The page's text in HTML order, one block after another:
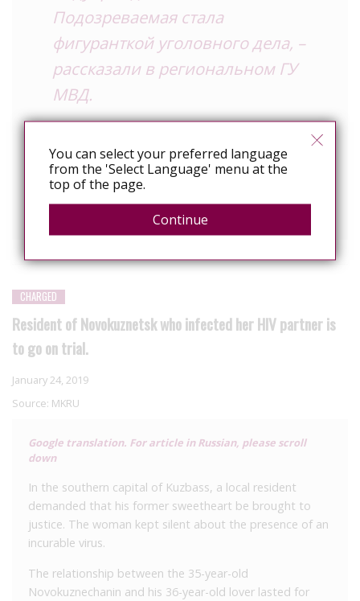
Подозреваемая стала
фигуранткой уголовного дела, –
рассказали в региональном ГУ
МВД.
котором подсудимая вину не признала. Тем не менее
женщину приговорили к трем годам условного
срока, сообщили в прокуратуре Заводского района
CHARGED
Resident of Novokuznetsk who infected her HIV partner is
to go on trial.
January 24, 2019
Source: MKRU
Google translation. For article in Russian, please scroll
down
In the southern capital of Kuzbass, a local resident
demanded that his former sweetheart be brought to
justice. The woman kept silent about the presence of an
incurable virus.
The relationship between the 35-year-old
Novokuznechanin and his 36-year-old lover lasted for
You can select your preferred language
from the 'Select Language' menu at the
top of the page.
Continue